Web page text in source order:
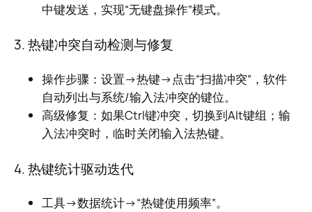
中键发送，实现“无键盘操作”模式。
3. 热键冲突自动检测与修复
操作步骤：设置→热键→点击“扫描冲突”，软件
自动列出与系统/输入法冲突的键位。
高级修复：如果Ctrl键冲突，切换到Alt键组；输
入法冲突时，临时关闭输入法热键。
4. 热键统计驱动迭代
工具→数据统计→“热键使用频率”。